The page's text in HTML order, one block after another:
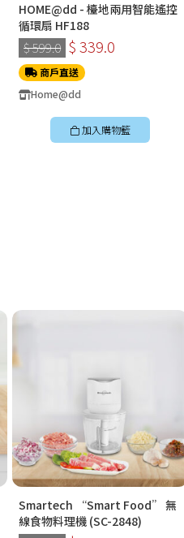
HOME@dd - 檯地兩用智能遙控
循環扇 HF188
$ 599.0 $ 339.0
商戶直送
Home@dd
加入購物籃
Smartech “Smart Food” 無
線食物料理機 (SC-2848)